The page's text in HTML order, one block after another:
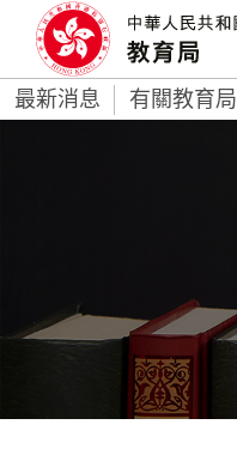
最新消息 有關教育局